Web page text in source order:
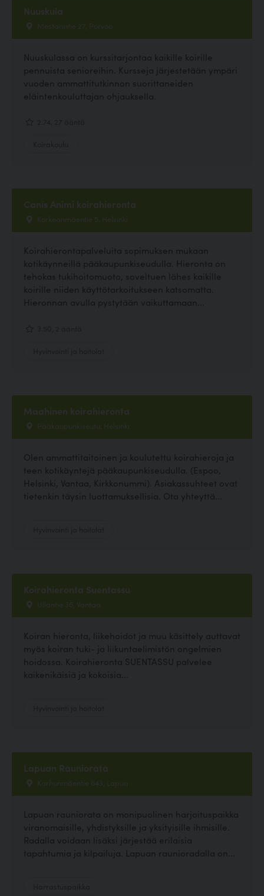
Nuuskula
Mestarintie 27, Porvoo
Nuuskulassa on kurssitarjontaa kaikille koirille
pennuista senioreihin. Kursseja järjestetään ympäri
vuoden ammattitutkinnon suorittaneiden
eläintenkouluttajan ohjauksella.
Canis Animi koirahieronta
Korkeanmäentie 5, Helsinki
Koirahierontapalveluita sopimuksen mukaan
kotikäynneillä pääkaupunkiseudulla. Hieronta on
tehokas tukihoitomuoto, soveltuen lähes kaikille
koirille niiden käyttötarkoitukseen katsomatta.
Hieronnan avulla pystytään vaikuttamaan...
Maahinen koirahieronta
Pääkaupunkiseutu, Helsinki
Olen ammattitaitoinen ja koulutettu koirahieroja ja
teen kotikäyntejä pääkaupunkiseudulla. (Espoo,
Helsinki, Vantaa, Kirkkonummi). Asiakassuhteet ovat
tietenkin täysin luottamuksellisia. Ota yhteyttä...
Koirahieronta Suentassu
Ullantie 36, Vantaa
Koiran hieronta, liikehoidot ja muu käsittely auttavat
myös koiran tuki- ja liikuntaelimistön ongelmien
hoidossa. Koirahieronta SUENTASSU palvelee
kaikenikäisiä ja kokoisia...
Lapuan Rauniorata
Karhunmäentie 643, Lapua
Lapuan rauniorata on monipuolinen harjoituspaikka
viranomaisille, yhdistyksille ja yksityisille ihmisille.
Radalla voidaan lisäksi järjestää erilaisia
tapahtumia ja kilpailuja. Lapuan raunioradalla on...